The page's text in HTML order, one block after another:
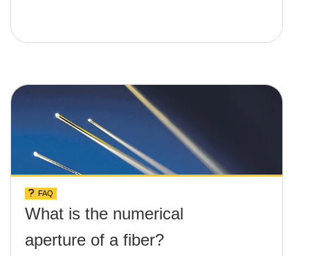
FAQ
What is the numerical
aperture of a fiber?